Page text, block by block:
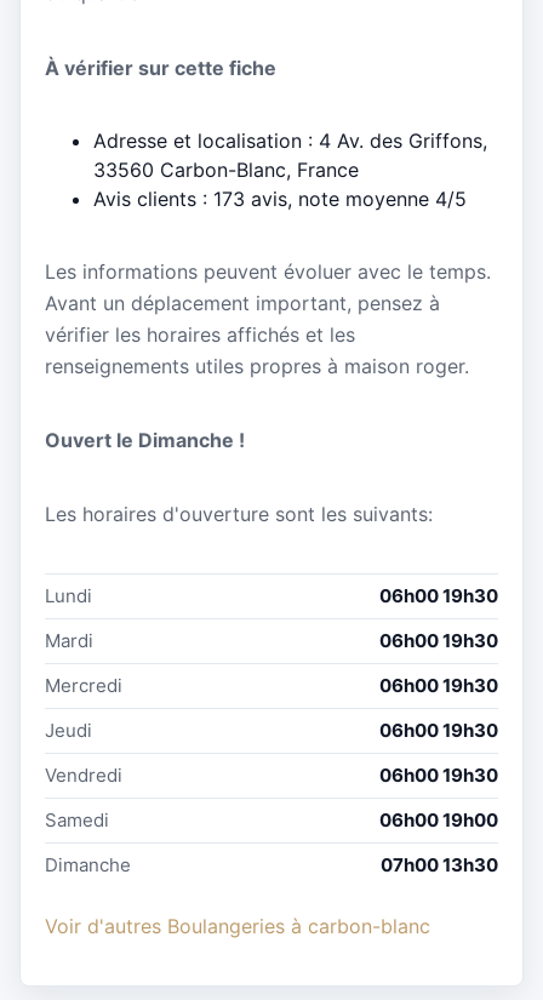
À vérifier sur cette fiche
Adresse et localisation : 4 Av. des Griffons,
33560 Carbon-Blanc, France
Avis clients : 173 avis, note moyenne 4/5
Les informations peuvent évoluer avec le temps.
Avant un déplacement important, pensez à
vérifier les horaires affichés et les
renseignements utiles propres à maison roger.
Ouvert le Dimanche !
Les horaires d'ouverture sont les suivants:
Lundi
06h00 19h30
Mardi
06h00 19h30
Mercredi
06h00 19h30
Jeudi
06h00 19h30
Vendredi
06h00 19h30
Samedi
06h00 19h00
Dimanche
07h00 13h30
Voir d'autres Boulangeries à carbon-blanc